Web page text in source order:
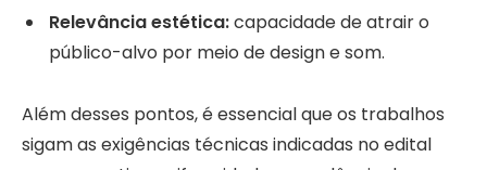
Relevância estética:capacidade de atrair o
público-alvo por meio de design e som.
Além desses pontos, é essencial que os trabalhos
sigam as exigências técnicas indicadas no edital